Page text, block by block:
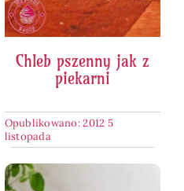
Chleb pszenny jak z
piekarni
Opublikowano: 2012 5
listopada